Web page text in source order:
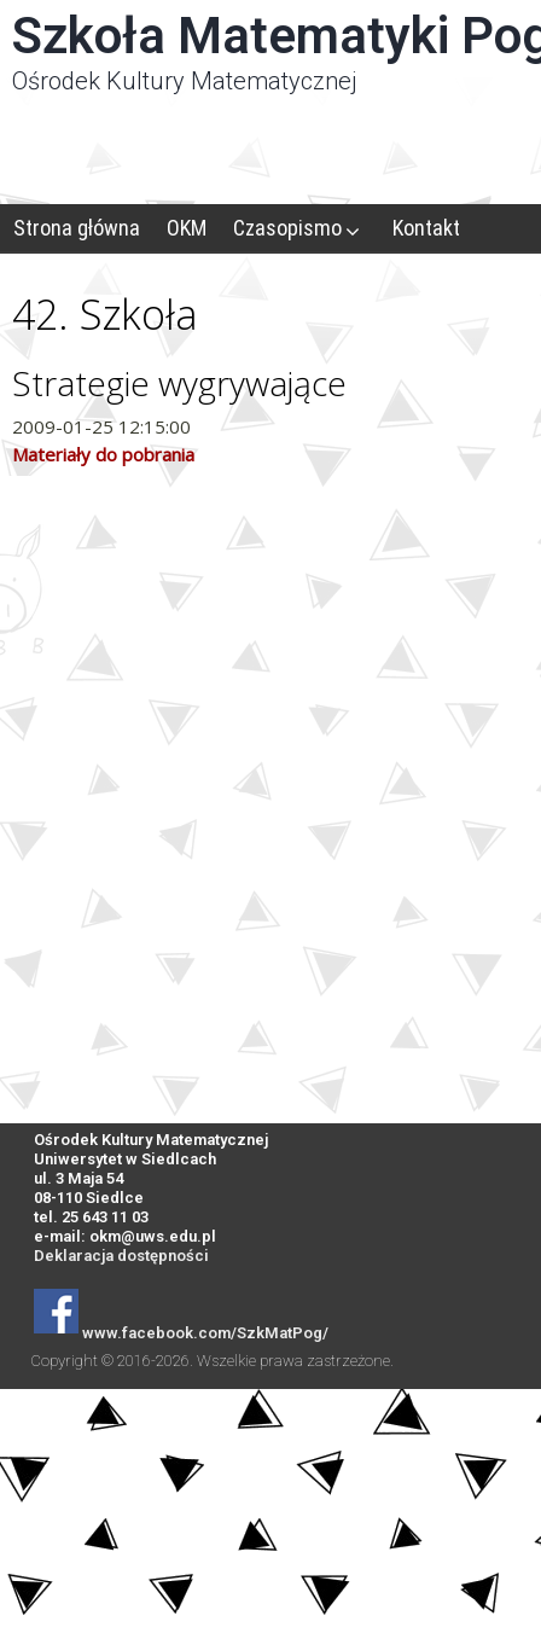
Szkoła Matematyki
Ośrodek Kultury Matematycznej
Strona główna OKM Czasopismo Kontakt
42. Szkoła
Strategie wygrywające
2009-01-25 12:15:00
Materiały do pobrania
Ośrodek Kultury Matematycznej
Uniwersytet w Siedlcach
ul. 3 Maja 54
08-110 Siedlce
tel. 25 643 11 03
e-mail: okm@uws.edu.pl
Deklaracja dostępności
www.facebook.com/SzkMatPog/
Copyright © 2016-2026. Wszelkie prawa zastrzeżone.